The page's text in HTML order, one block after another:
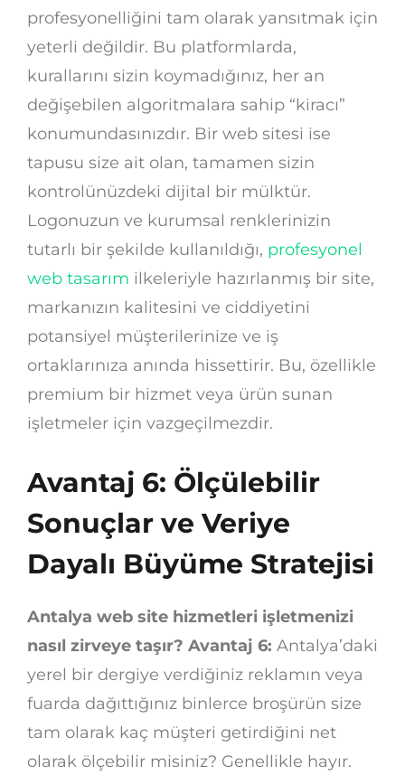
profesyonelliğini tam olarak yansıtmak için
yeterli değildir. Bu platformlarda,
kurallarını sizin koymadığınız, her an
değişebilen algoritmalara sahip “kiracı”
konumundasınızdır. Bir web sitesi ise
tapusu size ait olan, tamamen sizin
kontrolünüzdeki dijital bir mülktür.
Logonuzun ve kurumsal renklerinizin
tutarlı bir şekilde kullanıldığı, profesyonel
web tasarım ilkeleriyle hazırlanmış bir site,
markanızın kalitesini ve ciddiyetini
potansiyel müşterilerinize ve iş
ortaklarınıza anında hissettirir. Bu, özellikle
premium bir hizmet veya ürün sunan
işletmeler için vazgeçilmezdir.
Avantaj 6: Ölçülebilir
Sonuçlar ve Veriye
Dayalı Büyüme Stratejisi
Antalya web site hizmetleri işletmenizi
nasıl zirveye taşır? Avantaj 6: Antalya’daki
yerel bir dergiye verdiğiniz reklamın veya
fuarda dağıttığınız binlerce broşürün size
tam olarak kaç müşteri getirdiğini net
olarak ölçebilir misiniz? Genellikle hayır.